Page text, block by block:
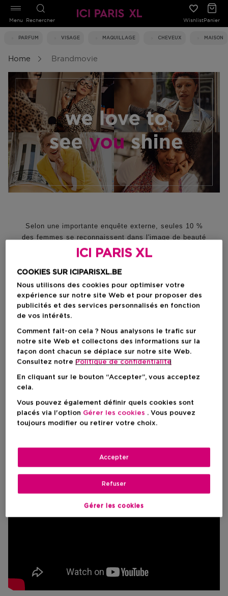
Rechercher WishlistPanier
PARFUM VISAGE MAQUILLAGE CHEVEUX MAISON
Menu
Home Brandmovie
Selon une importante enquête externe, seules 10 %
des femmes se reconnaissent dans l'image de beauté
présentée dans les publicités. Cette représentation
est très éloignée de la réalité et ne reflète que trop
peu la beauté des traits uniques de chacune d’entre
elles. En effet, si ICI PARIS XL n'existait que pour la
femme standard, nous n’aurions qu’un seul magasin
proposant uniquement une seule couleur de fond de
teint, un seul parfum et une seule palette d'ombres à
paupières qui conviendraient parfaitement à la femme
ordinaire. Heureusement, ce magasin n'existe pas...
Et la « femme standard » ? Il suffit de se regarder
dans le miroir : elle n'existe pas non plus.
temps est venu de fêter ces particularités. Chaque
femme avec sa propre spécificité. Parce que la
moyenne n’existe pas et c'est justement ça qui vous
ICI PARIS XL
COOKIES SUR ICIPARISXL.BE
Nous utilisons des cookies pour optimiser votre
expérience sur notre site Web et pour proposer des
publicités et des services personnalisés en fonction
de vos intérêts.
Comment fait-on cela ? Nous analysons le trafic sur
notre site Web et collectons des informations sur la
façon dont chacun se déplace sur notre site Web.
Consultez notre Politique de confidentialite
En cliquant sur le bouton “Accepter”, vous acceptez
cela.
Vous pouvez également définir quels cookies sont
placés via l'option Gérer les cookies . Vous pouvez
toujours modifier ou retirer votre choix.
Gérer les cookies
Refuser
Accepter